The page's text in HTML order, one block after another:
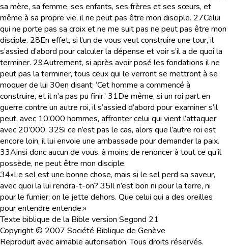
sa mère, sa femme, ses enfants, ses frères et ses sœurs, et
même à sa propre vie, il ne peut pas être mon disciple. 27Celui
qui ne porte pas sa croix et ne me suit pas ne peut pas être mon
disciple. 28En effet, si l’un de vous veut construire une tour, il
s’assied d’abord pour calculer la dépense et voir s’il a de quoi la
terminer. 29Autrement, si après avoir posé les fondations il ne
peut pas la terminer, tous ceux qui le verront se mettront à se
moquer de lui 30en disant: ‘Cet homme a commencé à
construire, et il n’a pas pu finir.’ 31De même, si un roi part en
guerre contre un autre roi, il s’assied d’abord pour examiner s’il
peut, avec 10’000 hommes, affronter celui qui vient l’attaquer
avec 20’000. 32Si ce n’est pas le cas, alors que l’autre roi est
encore loin, il lui envoie une ambassade pour demander la paix.
33Ainsi donc aucun de vous, à moins de renoncer à tout ce qu’il
possède, ne peut être mon disciple.
34»Le sel est une bonne chose, mais si le sel perd sa saveur,
avec quoi la lui rendra-t-on? 35Il n’est bon ni pour la terre, ni
pour le fumier; on le jette dehors. Que celui qui a des oreilles
pour entendre entende.»
Texte biblique de la Bible version Segond 21
Copyright © 2007 Société Biblique de Genève
Reproduit avec aimable autorisation. Tous droits réservés.